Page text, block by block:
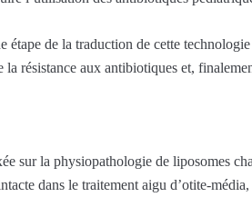
étape de la traduction de cette
résistance aux antibiotiques et,
sur la physiopathologie de liposomes
dans le traitement aigu d’otite-média,